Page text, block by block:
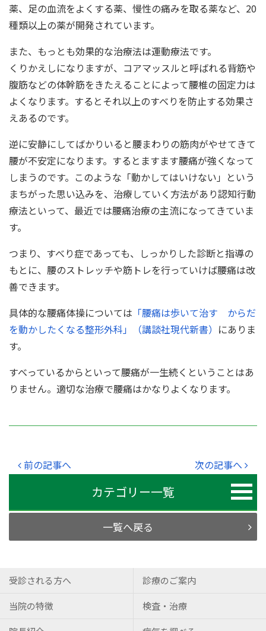
薬、足の血流をよくする薬、慢性の痛みを取る薬など、20
種類以上の薬が開発されています。
また、もっとも効果的な治療法は運動療法です。
くりかえしになりますが、コアマッスルと呼ばれる背筋や
腹筋などの体幹筋をきたえることによって腰椎の固定力は
よくなります。するとそれ以上のすべりを防止する効果さ
えあるのです。
逆に安静にしてばかりいると腰まわりの筋肉がやせてきて
腰が不安定になります。するとますます腰痛が強くなって
しまうのです。このような「動かしてはいけない」という
まちがった思い込みを、治療していく方法があり認知行動
療法といって、最近では腰痛治療の主流になってきていま
す。
つまり、すべり症であっても、しっかりした診断と指導の
もとに、腰のストレッチや筋トレを行っていけば腰痛は改
善できます。
具体的な腰痛体操については 「腰痛は歩いて治す からだ
を動かしたくなる整形外科」（講談社現代新書） にありま
す。
すべっているからといって腰痛が一生続くということはあ
りません。適切な治療で腰痛はかなりよくなります。
前の記事へ 次の記事へ
カテゴリー一覧
一覧へ戻る
受診される方へ 診療のご案内
当院の特徴 検査・治療